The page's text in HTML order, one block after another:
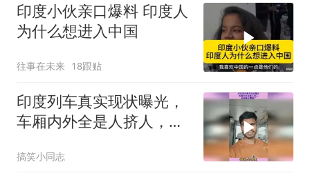
印度小伙亲口爆料 印度人
为什么想进入中国
往事在未来 18跟贴
印度列车真实现状曝光，
车厢内外全是人挤人，这
搞笑小同志